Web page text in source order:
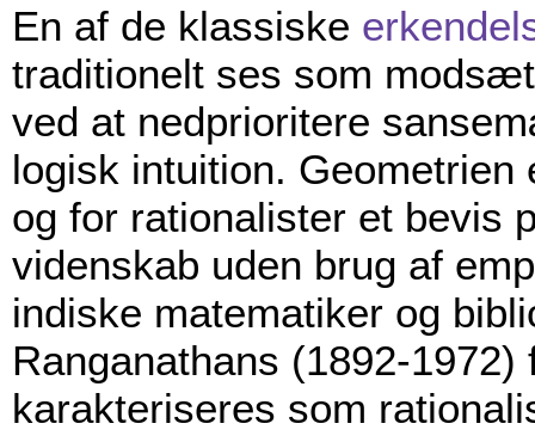
En af de klassiske
traditionelt ses som
ved at nedprioritere
logisk intuition.
og for rationalister et bevis
videnskab uden brug af
indiske matematiker og
Ranganathans (1892-
karakteriseres som